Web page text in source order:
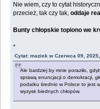
Nie wiem, czy to cytat
przecież, tak czy tak,oddaje
Bunty chłopskie topiono we
*
Cytat: maziek w Czerwca 09,
Ale bardziej by mnie poraziło,
sprawą enuncjacji o demokracji,
podatku średnio w Polsce to jest
wyzysk biednych chłopów.